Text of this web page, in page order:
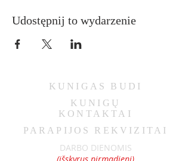
Udostępnij to wydarzenie
KUNIGAS BUDI
KUNIGŲ
KONTAKTAI
PARAPIJOS REKVIZITAI
DARBO DIENOMIS